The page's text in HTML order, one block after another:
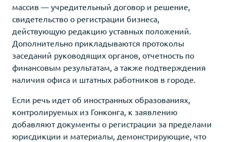
массив — учредительный договор и решение,
свидетельство о регистрации бизнеса,
действующую редакцию уставных положений.
Дополнительно прикладываются протоколы
заседаний руководящих органов, отчетность по
финансовым результатам, а также подтверждения
наличия офиса и штатных работников в городе.
Если речь идет об иностранных образованиях,
контролируемых из Гонконга, к заявлению
добавляют документы о регистрации за пределами
юрисдикции и материалы, демонстрирующие, что